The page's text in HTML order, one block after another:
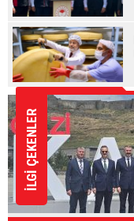
İLGİ ÇEKENLER